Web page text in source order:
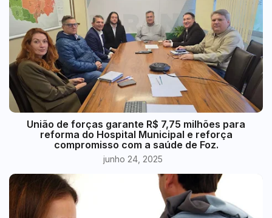
União de forças garante R$ 7,75 milhões para
reforma do Hospital Municipal e reforça
compromisso com a saúde de Foz.
junho 24, 2025